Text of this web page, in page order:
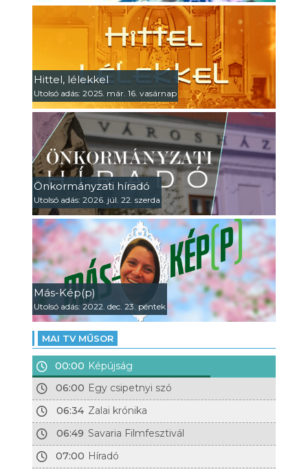
Hittel, lélekkel
Utolsó adás: 2025. már. 16. vasárnap
Önkormányzati híradó
Utolsó adás: 2026. júl. 22. szerda
Más-Kép(p)
Utolsó adás: 2022. dec. 23. péntek
MAI TV MŰSOR
00:00 Képújság
06:00 Egy csipetnyi szó
06:34 Zalai krónika
06:49 Savaria Filmfesztivál
07:00 Híradó